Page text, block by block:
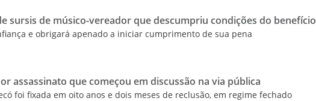
sursis de músico-vereador que descumpriu condições do benefício
e obrigará apenado a iniciar cumprimento de sua pena
assassinato que começou em discussão na via pública
foi fixada em oito anos e dois meses de reclusão, em regime fechado